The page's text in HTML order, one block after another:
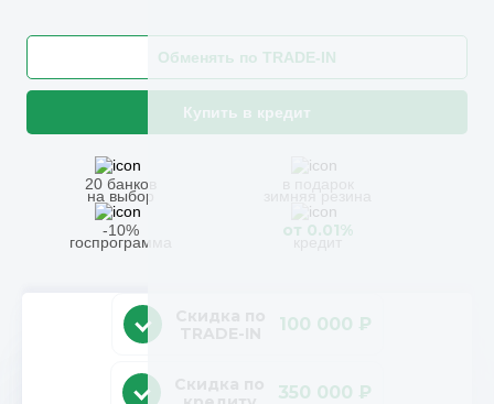
Обменять по TRADE-IN
Купить в кредит
20 банков
на выбор
-10%
госпрограмма
от 0.01%
100 000 ₽
350 000 ₽